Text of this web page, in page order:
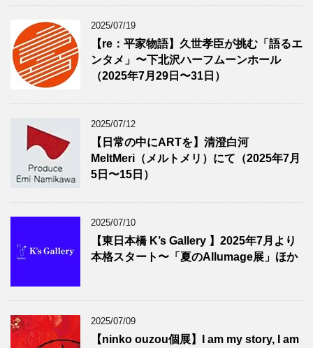
2025/07/19
【re：平家物語】久世孝臣が挑む「語るエ
ンタメ」〜下北沢ハーフムーンホール
（2025年7月29日〜31日）
2025/07/12
【日常の中にARTを】清澄白河
MeltMeri（メルトメリ）にて（2025年7月
5日〜15日）
2025/07/10
【東日本橋 K’s Gallery 】2025年7月より
本格スタート〜「夏のAllumage展」ほか
2025/07/09
【ninko ouzou個展】I am my story, I am